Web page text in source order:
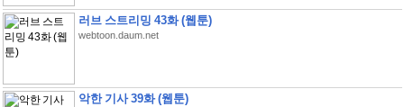
러브 스트리밍 43화 (웹툰)
webtoon.daum.net
악한 기사 39화 (웹툰)